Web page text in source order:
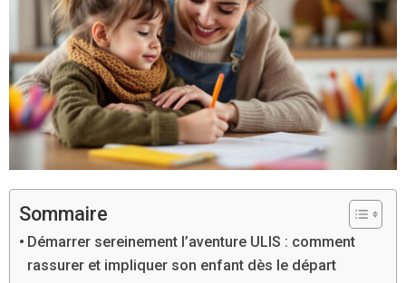
Sommaire
Démarrer sereinement l’aventure ULIS : comment
rassurer et impliquer son enfant dès le départ